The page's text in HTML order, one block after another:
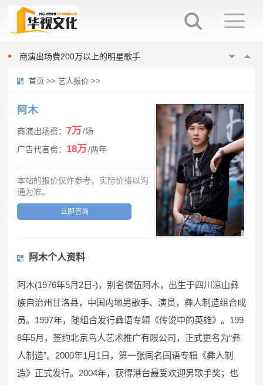
0713再就业男团商演报价多少
商演出场费200万以上的明星歌手
港台明星歌手商演出场费报价
《声声不息大湾区季》第一期参演明星商演出场费报价
0713再就业男团商演报价多少
首页 >> 艺人报价 >>
阿木
商演出场费： 7万/场
广告代言费： 18万/两年
本站的报价仅作参考，实际价格以沟
通为准。
立即咨询
阿木个人资料
阿木(1976年5月2日-)，别名倮伍阿木，出生于四川凉山彝
族自治州甘洛县，中国内地男歌手、演员，彝人制造组合成
员。1997年，随组合发行彝语专辑《传说中的英雄》。199
8年5月，签约北京鸟人艺术推广有限公司，正式更名为“彝
人制造”。2000年1月1日，第一张同名国语专辑《彝人制
造》正式发行。2004年，获得港台最受欢迎男歌手奖；也